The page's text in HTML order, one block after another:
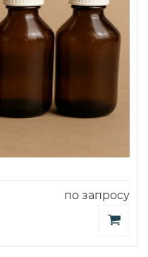
по запросу